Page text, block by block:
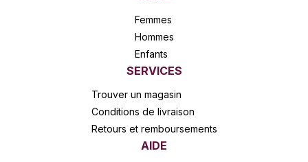
Femmes
Hommes
Enfants
SERVICES
Trouver un magasin
Conditions de livraison
Retours et remboursements
AIDE